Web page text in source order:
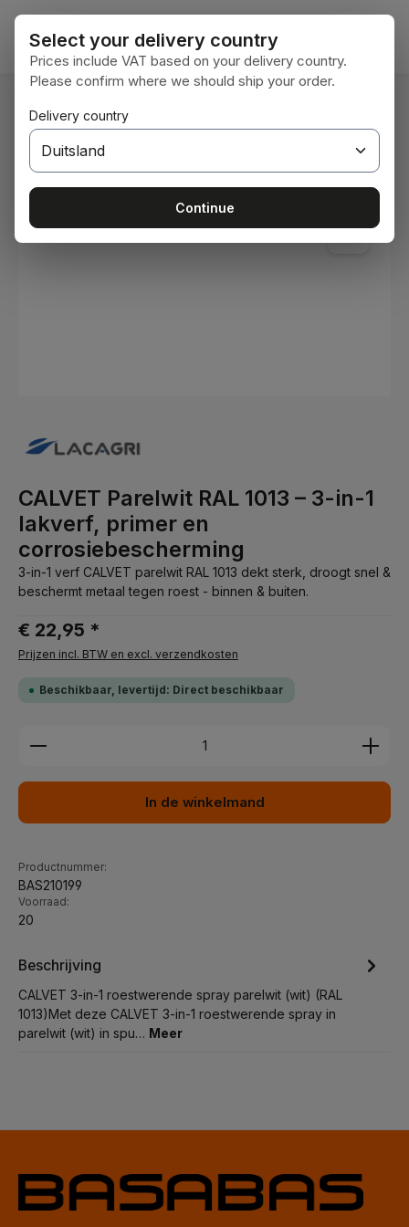
Ga naar de hoofdinhoud
U bent hier: Home
Verven en lakken
Afbeeldingengalerij overslaan
CALVET Parelwit RAL 1013 – 3-in-1
lakverf, primer en
corrosiebescherming
3-in-1 verf CALVET parelwit RAL 1013 dekt sterk, droogt snel &
beschermt metaal tegen roest - binnen & buiten.
€ 22,95 *
Prijzen incl. BTW en excl. verzendkosten
Beschikbaar, levertijd: Direct beschikbaar
Producthoeveelheid: Voer de gewenste
In de winkelmand
Productnummer:
BAS210199
Voorraad:
20
Beschrijving
CALVET 3-in-1 roestwerende spray parelwit (wit) (RAL
1013)Met deze CALVET 3-in-1 roestwerende spray in
parelwit (wit) in spu… Meer
Select your delivery country
Prices include VAT based on your delivery country.
Please confirm where we should ship your order.
Delivery country
Continue